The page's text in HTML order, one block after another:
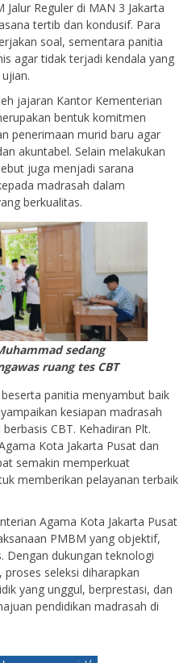
Reguler di MAN 3 Jakarta
tertib dan kondusif. Para
soal, sementara panitia
agar tidak terjadi kendala yang
jajaran Kantor Kementerian
bentuk komitmen
penerimaan murid baru agar
akuntabel. Selain melakukan
juga menjadi sarana
madrasah dalam
berkualitas.
sedang
ruang tes CBT
panitia menyambut baik
kesiapan madrasah
CBT. Kehadiran Plt.
Kota Jakarta Pusat dan
semakin memperkuat
memberikan pelayanan terbaik
Agama Kota Jakarta Pusat
PMBM yang objektif,
Dengan dukungan teknologi
seleksi diharapkan
yang unggul, berprestasi, dan
pendidikan madrasah di